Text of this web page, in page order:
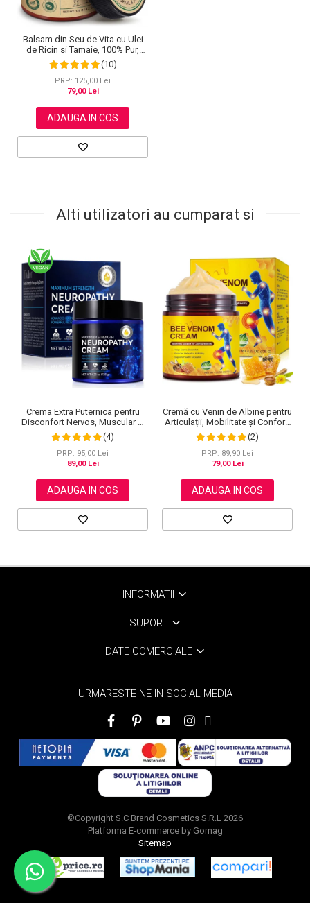
Balsam din Seu de Vita cu Ulei
de Ricin si Tamaie, 100% Pur,
NOVA KISS®, 120 g
(10)
PRP: 125,00 Lei
79,00 Lei
ADAUGA IN COS
Alti utilizatori au cumparat si
Crema Extra Puternica pentru
Disconfort Nervos, Muscular si
Articular, 120 g
(4)
PRP: 95,00 Lei
89,00 Lei
ADAUGA IN COS
Cremă cu Venin de Albine pentru
Articulații, Mobilitate și Confort,
120 g
(2)
PRP: 89,90 Lei
79,00 Lei
ADAUGA IN COS
INFORMATII
SUPORT
DATE COMERCIALE
URMARESTE-NE IN SOCIAL MEDIA
©Copyright S.C Brand Cosmetics S.R.L 2026
Platforma E-commerce by Gomag
Sitemap